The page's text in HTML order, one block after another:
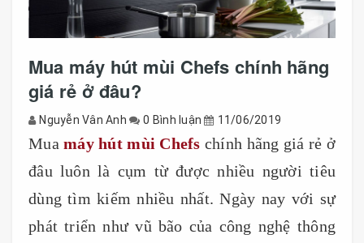
Mua máy hút mùi Chefs chính hãng
giá rẻ ở đâu?
Nguyễn Vân Anh 0 Bình luận 11/06/2019
Muamáy hút mùi Chefs chính hãng giá rẻ ở
đâu luôn là cụm từ được nhiều người tiêu
dùng tìm kiếm nhiều nhất. Ngày nay với sự
phát triển như vũ bão của công nghệ thông